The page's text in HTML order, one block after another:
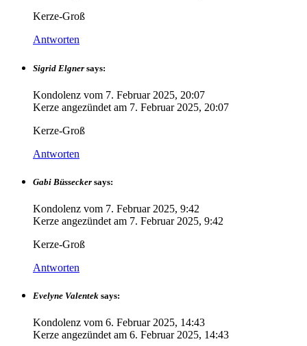
Kerze-Groß
Antworten
Sigrid Elgner says:
Kondolenz vom 7. Februar 2025, 20:07
Kerze angezündet am 7. Februar 2025, 20:07
Kerze-Groß
Antworten
Gabi Büssecker says:
Kondolenz vom 7. Februar 2025, 9:42
Kerze angezündet am 7. Februar 2025, 9:42
Kerze-Groß
Antworten
Evelyne Valentek says:
Kondolenz vom 6. Februar 2025, 14:43
Kerze angezündet am 6. Februar 2025, 14:43